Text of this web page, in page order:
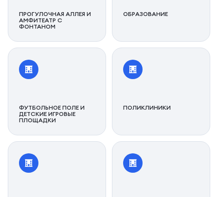
ПРОГУЛОЧНАЯ АЛЛЕЯ И
АМФИТЕАТР С
ФОНТАНОМ
ОБРАЗОВАНИЕ
ФУТБОЛЬНОЕ ПОЛЕ И
ДЕТСКИЕ ИГРОВЫЕ
ПЛОЩАДКИ
ПОЛИКЛИНИКИ